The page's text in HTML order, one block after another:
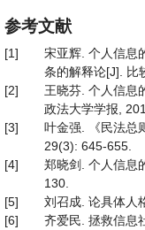
参考文献
[1]
宋亚辉. 个人信息
条的解释论[J]. 比
[2]
王晓芬. 个人信息
政法大学学报,
[3]
叶金强. 《民法总
29(3): 645-655.
[4]
郑晓剑. 个人信息
130.
[5]
刘召成. 论具体人
[6]
齐爱民. 拯救信息